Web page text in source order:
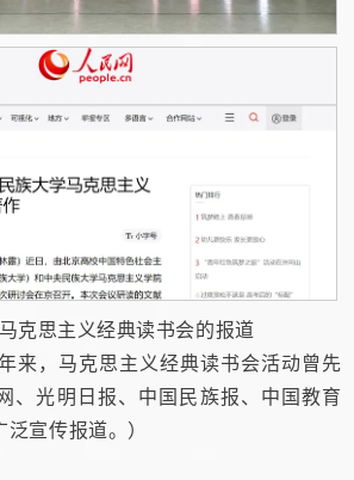
克思主义经典读书会的报道
来，马克思主义经典读书会活动曾先
、光明日报、中国民族报、中国教育
宣传报道。）